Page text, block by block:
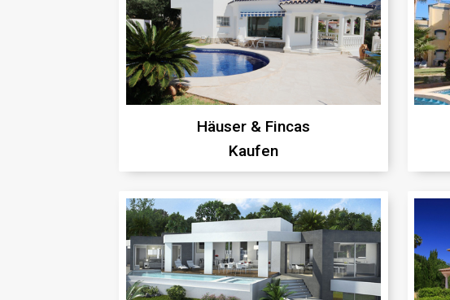
Häuser & Fincas
Kaufen